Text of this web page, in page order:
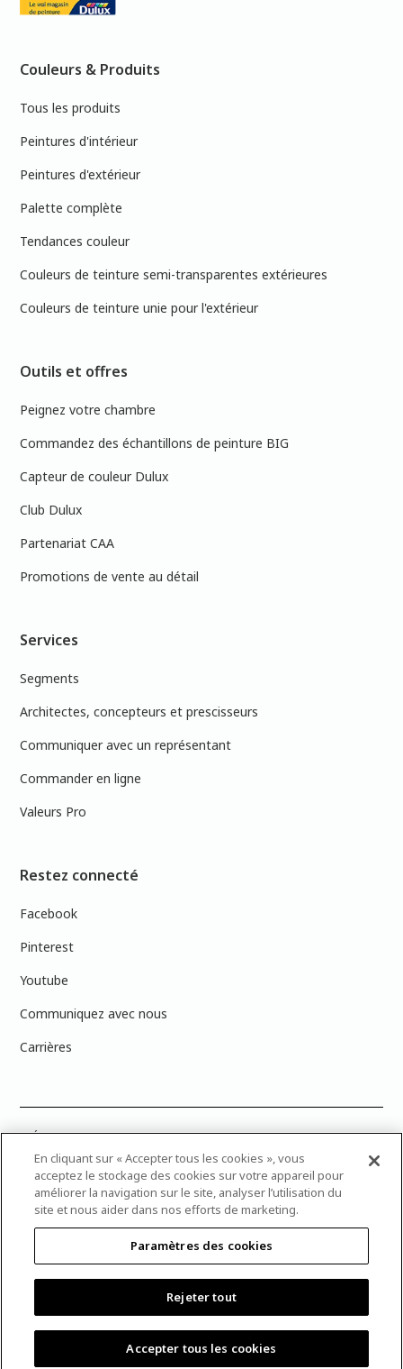
Couleurs & Produits
Tous les produits
Peintures d'intérieur
Peintures d'extérieur
Palette complète
Tendances couleur
Couleurs de teinture semi-transparentes extérieures
Couleurs de teinture unie pour l'extérieur
Outils et offres
Peignez votre chambre
Commandez des échantillons de peinture BIG
Capteur de couleur Dulux
Club Dulux
Partenariat CAA
Promotions de vente au détail
Services
Segments
Architectes, concepteurs et prescisseurs
Communiquer avec un représentant
Commander en ligne
Valeurs Pro
Restez connecté
Facebook
Pinterest
Youtube
Communiquez avec nous
Carrières
PRÉCISION DES COULEURS : Veuillez noter que les couleurs affichées à
l’écran peuvent ne pas correspondre exactement aux couleurs de
peinture réelles en raison des variations de calibration des écrans.
Vous pouvez apporter les numéros d’échantillons de couleur de
peinture dans votre magasin Dulux Peintures le plus proche afin de
trouver la couleur exacte recherchée.
© 2025 Canadian Industries Ltd. Tous droits réservés. Dulux
est une marque déposée d’AkzoNobel et est licenciée à The
Pittsburgh Paints Co. pour utilisation au Canada seulement. Le
Multi-Colored Swatches Design est une marque déposée de
Canadian Industries Ltd.
En cliquant sur « Accepter tous les cookies », vous
acceptez le stockage des cookies sur votre appareil pour
améliorer la navigation sur le site, analyser l’utilisation du
site et nous aider dans nos efforts de marketing.
Paramètres des cookies
Rejeter tout
Accepter tous les cookies